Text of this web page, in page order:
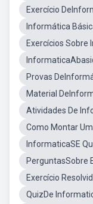
Exercício
Informática
Exercícios Sobre
Provas
Material
Atividades De
Como Montar
InformaticaSE
PerguntasSobre
Exercício
QuizDe